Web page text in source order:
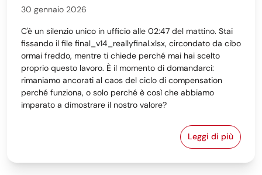
30 gennaio 2026
C'è un silenzio unico in ufficio alle 02:47 del mattino. Stai
fissando il file final_v14_reallyfinal.xlsx, circondato da cibo
ormai freddo, mentre ti chiede perché mai hai scelto
proprio questo lavoro. È il momento di domandarci:
rimaniamo ancorati al caos del ciclo di compensation
perché funziona, o solo perché è così che abbiamo
imparato a dimostrare il nostro valore?
Leggi di più
Ciclo